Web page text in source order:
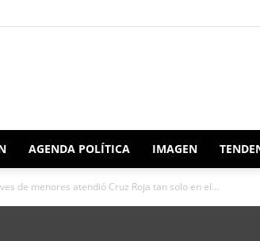
AGENDA POLÍTICA IMAGEN
de menores atendió Cruz Roja tan solo en el...